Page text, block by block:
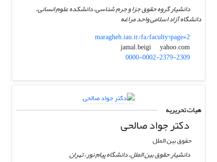
دانشیار گروه حقوق جزا و جرم شناسی، دانشکده علوم انسانی،
دانشگاه آزاد اسلامی واحد مراغه
maragheh.iau.ir/fa/faculty?page=2
jamal.beigi
yahoo.com
0000-0002-2379-2309
هیات تحریریه
دکتر جواد صالحی
حقوق بین الملل
دانشیار حقوق بین الملل، دانشگاه پیام نور، تهران